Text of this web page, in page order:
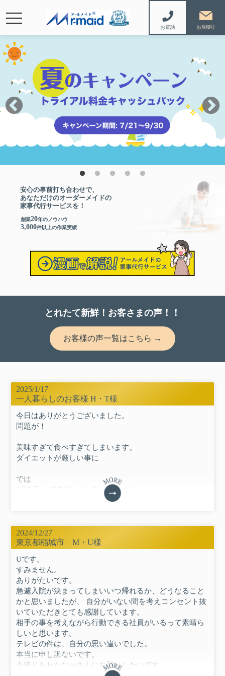
お電話
navigation
安心の事前打ち合わせで、
あなただけのオーダーメイドの
家事代行サービスを！
創業20年のノウハウ
3,000件以上の作業実績
とれたて新鮮！ お客さまの声！！
お客様の声一覧はこちら →
2025/1/17
一人暮らしのお客様 H・T様
今日はありがとうございました。
問題が！
美味すぎて食べすぎてしまいます。
ダイエットが厳しい事に
では
2月7日、15時宜しくお願い致します
2024/12/27
東京都稲城市 M・U様
Uです。
すみません。
ありがたいです。
急遽入院が決まってしまいいつ帰れるか、どうなること
かと思いましたが、 自分がいない間を考えコンセント抜
いていただきとても感謝しています。
相手の事を考えながら行動できる社員がいるって素晴ら
しいと思います。
テレビの件は、自分の思い違いでした。
本当に申し訳ないです。
今後ともわたなべさんにお願いしたいです。